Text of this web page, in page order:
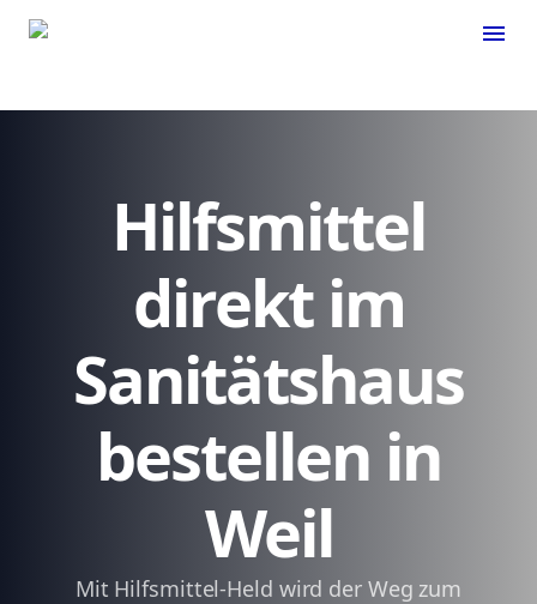
menu
Hilfsmittel
direkt im
Sanitätshaus
bestellen in
Weil
Mit Hilfsmittel-Held wird der Weg zum